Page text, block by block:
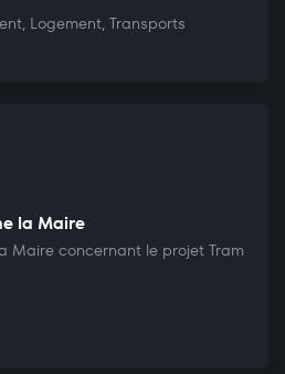
Logement, Transports
la Maire
Maire concernant le projet Tram